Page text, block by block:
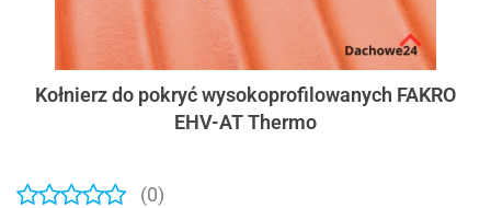
Kołnierz do pokryć wysokoprofilowanych FAKRO
EHV-AT Thermo
(0)